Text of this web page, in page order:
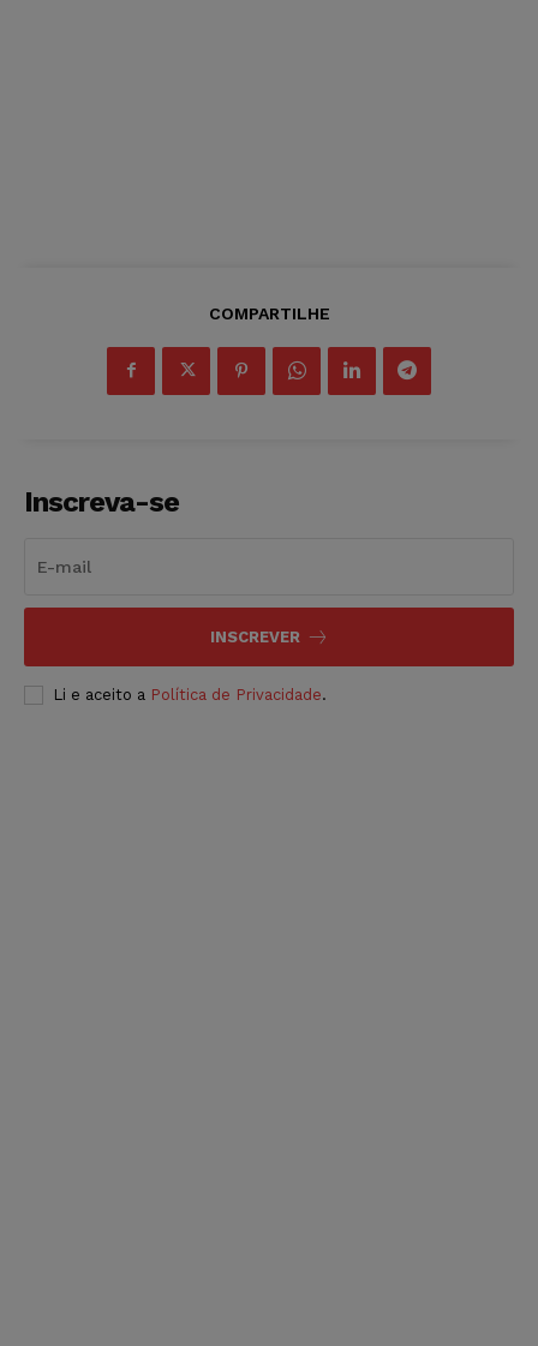
COMPARTILHE
Inscreva-se
INSCREVER
Li e aceito a Política de Privacidade.